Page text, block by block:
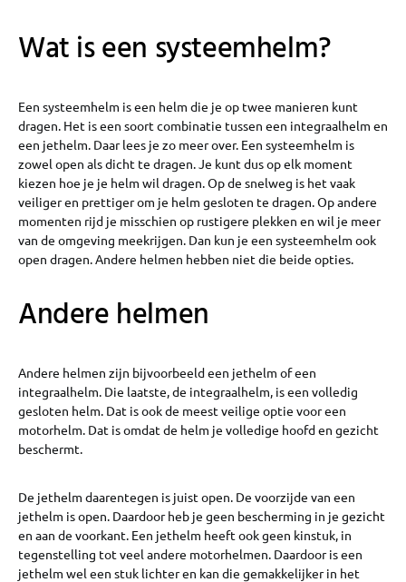
Wat is een systeemhelm?
Een systeemhelm is een helm die je op twee manieren kunt
dragen. Het is een soort combinatie tussen een integraalhelm en
een jethelm. Daar lees je zo meer over. Een systeemhelm is
zowel open als dicht te dragen. Je kunt dus op elk moment
kiezen hoe je je helm wil dragen. Op de snelweg is het vaak
veiliger en prettiger om je helm gesloten te dragen. Op andere
momenten rijd je misschien op rustigere plekken en wil je meer
van de omgeving meekrijgen. Dan kun je een systeemhelm ook
open dragen. Andere helmen hebben niet die beide opties.
Andere helmen
Andere helmen zijn bijvoorbeeld een jethelm of een
integraalhelm. Die laatste, de integraalhelm, is een volledig
gesloten helm. Dat is ook de meest veilige optie voor een
motorhelm. Dat is omdat de helm je volledige hoofd en gezicht
beschermt.
De jethelm daarentegen is juist open. De voorzijde van een
jethelm is open. Daardoor heb je geen bescherming in je gezicht
en aan de voorkant. Een jethelm heeft ook geen kinstuk, in
tegenstelling tot veel andere motorhelmen. Daardoor is een
jethelm wel een stuk lichter en kan die gemakkelijker in het